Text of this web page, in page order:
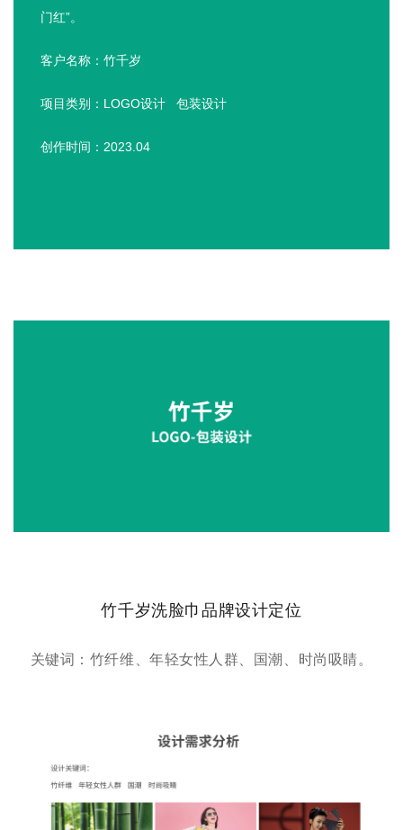
门红”。
客户名称：竹千岁
项目类别：LOGO设计 包装设计
创作时间：2023.04
竹千岁洗脸巾品牌设计定位
关键词：竹纤维、年轻女性人群、国潮、时尚吸睛。